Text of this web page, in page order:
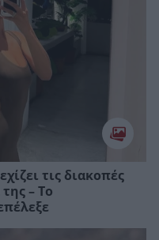
τις διακοπές
– Το